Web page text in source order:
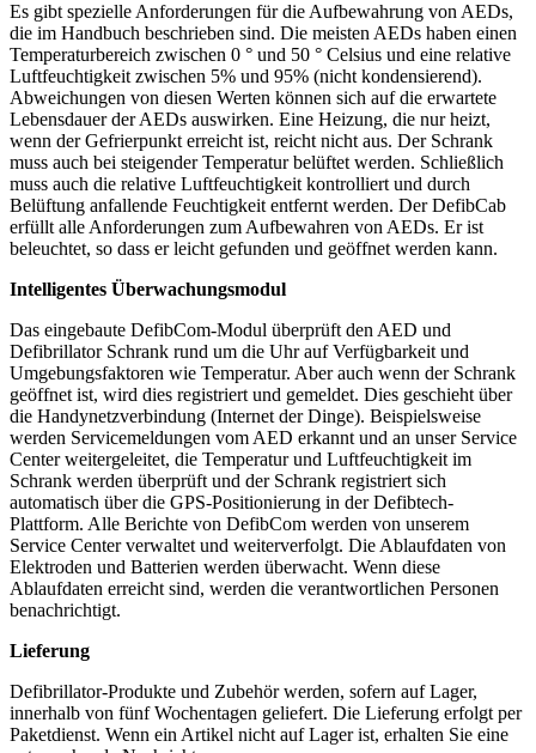
Es gibt spezielle Anforderungen für die Aufbewahrung von AEDs,
die im Handbuch beschrieben sind. Die meisten AEDs haben einen
Temperaturbereich zwischen 0 ° und 50 ° Celsius und eine relative
Luftfeuchtigkeit zwischen 5% und 95% (nicht kondensierend).
Abweichungen von diesen Werten können sich auf die erwartete
Lebensdauer der AEDs auswirken. Eine Heizung, die nur heizt,
wenn der Gefrierpunkt erreicht ist, reicht nicht aus. Der Schrank
muss auch bei steigender Temperatur belüftet werden. Schließlich
muss auch die relative Luftfeuchtigkeit kontrolliert und durch
Belüftung anfallende Feuchtigkeit entfernt werden. Der DefibCab
erfüllt alle Anforderungen zum Aufbewahren von AEDs. Er ist
beleuchtet, so dass er leicht gefunden und geöffnet werden kann.
Intelligentes Überwachungsmodul
Das eingebaute DefibCom-Modul überprüft den AED und
Defibrillator Schrank rund um die Uhr auf Verfügbarkeit und
Umgebungsfaktoren wie Temperatur. Aber auch wenn der Schrank
geöffnet ist, wird dies registriert und gemeldet. Dies geschieht über
die Handynetzverbindung (Internet der Dinge). Beispielsweise
werden Servicemeldungen vom AED erkannt und an unser Service
Center weitergeleitet, die Temperatur und Luftfeuchtigkeit im
Schrank werden überprüft und der Schrank registriert sich
automatisch über die GPS-Positionierung in der Defibtech-
Plattform. Alle Berichte von DefibCom werden von unserem
Service Center verwaltet und weiterverfolgt. Die Ablaufdaten von
Elektroden und Batterien werden überwacht. Wenn diese
Ablaufdaten erreicht sind, werden die verantwortlichen Personen
benachrichtigt.
Lieferung
Defibrillator-Produkte und Zubehör werden, sofern auf Lager,
innerhalb von fünf Wochentagen geliefert. Die Lieferung erfolgt per
Paketdienst. Wenn ein Artikel nicht auf Lager ist, erhalten Sie eine